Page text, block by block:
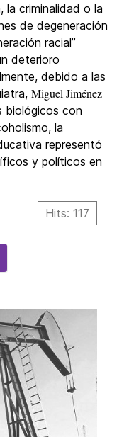
la criminalidad o la
de degeneración
racial”
deterioro
debido a las
Miguel Jiménez
biológicos con
la
representó
y políticos en
Hits: 117